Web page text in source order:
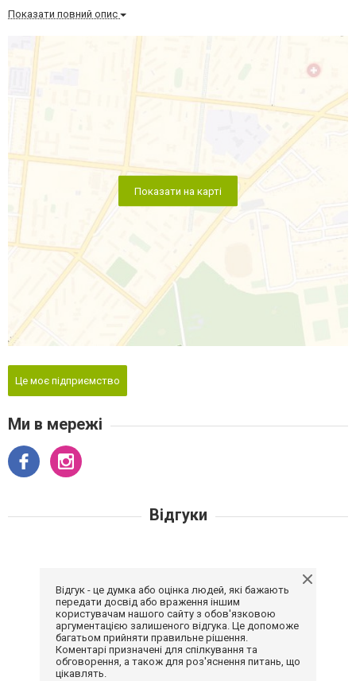
Показати повний опис
Показати на карті
Це моє підприємство
Ми в мережі
Відгуки
Відгук - це думка або оцінка людей, які бажають
передати досвід або враження іншим
користувачам нашого сайту з обов'язковою
аргументацією залишеного відгука. Це допоможе
багатьом прийняти правильне рішення.
Коментарі призначені для спілкування та
обговорення, а також для роз'яснення питань, що
цікавлять.